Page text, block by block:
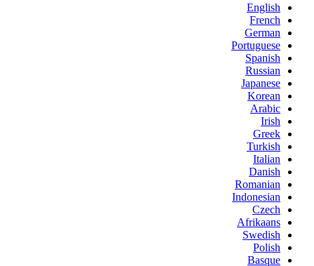
English
French
German
Portuguese
Spanish
Russian
Japanese
Korean
Arabic
Irish
Greek
Turkish
Italian
Danish
Romanian
Indonesian
Czech
Afrikaans
Swedish
Polish
Basque